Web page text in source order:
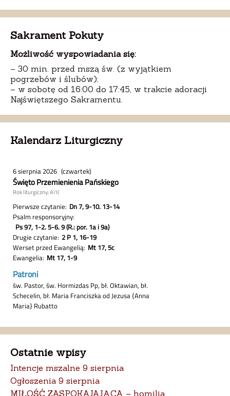
Sakrament Pokuty
Możliwość wyspowiadania się:
– 30 min. przed mszą św. (z wyjątkiem
pogrzebów i ślubów);
– w sobotę od 16:00 do 17:45, w trakcie adoracji
Najświętszego Sakramentu.
Kalendarz Liturgiczny
Ostatnie wpisy
Intencje mszalne 9 sierpnia
Ogłoszenia 9 sierpnia
MIŁOŚĆ ZASPOKAJAJĄCA – homilia